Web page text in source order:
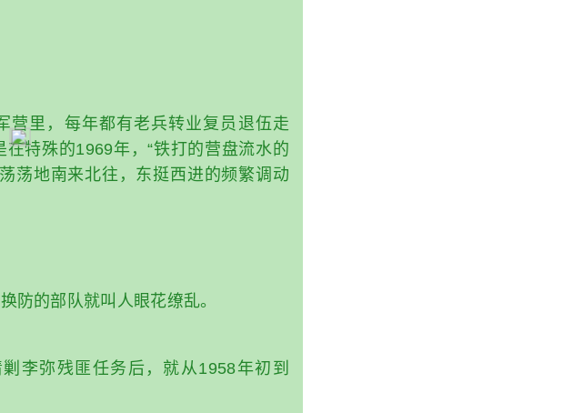
营里，每年都有老兵转业复员退伍走
特殊的1969年，“铁打的营盘流水的
荡地南来北往，东挺西进的频繁调动
防的部队就叫人眼花缭乱。
李弥残匪任务后，就从1958年初到